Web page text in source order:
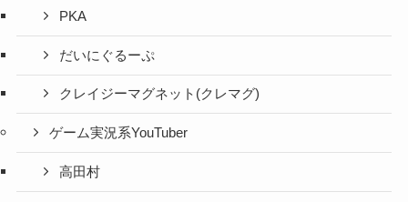
PKA
だいにぐるーぷ
クレイジーマグネット(クレマグ)
ゲーム実況系YouTuber
高田村